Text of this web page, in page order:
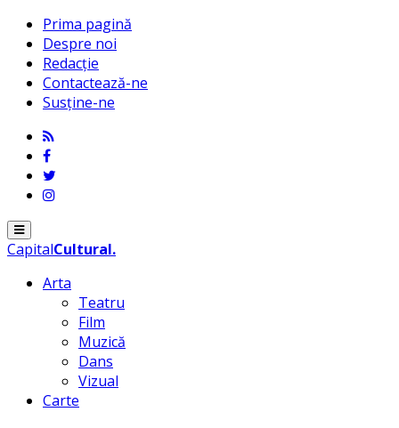
Prima pagină
Despre noi
Redacție
Contactează-ne
Susține-ne
Menu
CapitalCultural.
Arta
Teatru
Film
Muzică
Dans
Vizual
Carte